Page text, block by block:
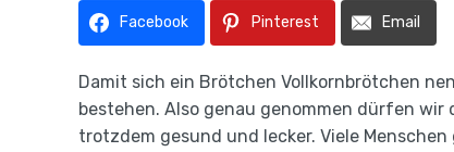
Facebook Pinterest Email
Damit sich ein Brötchen Vollkornbrötchen
bestehen. Also genau genommen dürfen
trotzdem gesund und lecker. Viele